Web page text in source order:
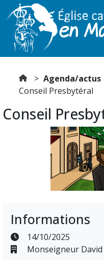
Agenda/actus
Conseil Presbytéral
Conseil
Informations
14/10/2025
Monseigneur David